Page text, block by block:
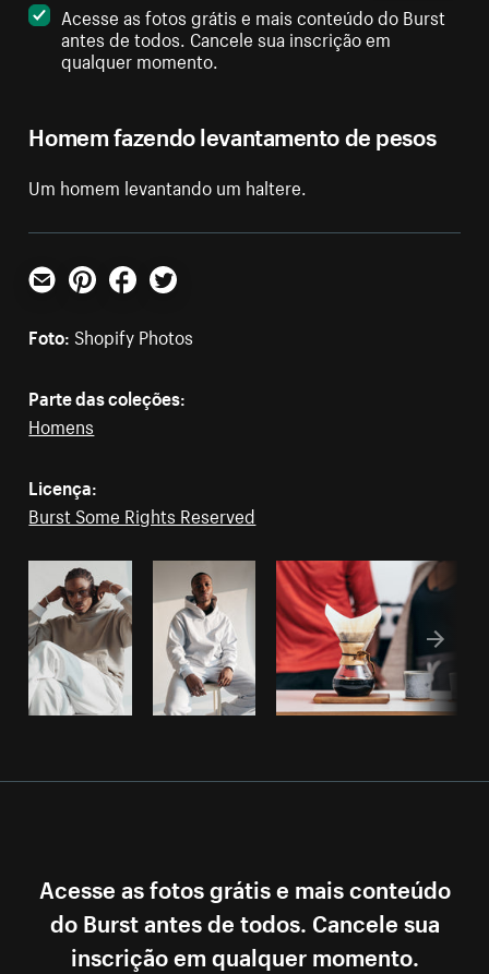
Homem fazendo levantamento de pesos
Um homem levantando um haltere.
Acesse as fotos grátis e mais conteúdo do Burst
antes de todos. Cancele sua inscrição em
qualquer momento.
E-mailPinterestFacebookTwitter
Foto: Shopify Photos
Parte das coleções:
Homens
Licença:
Burst Some Rights Reserved
Acesse as fotos grátis e mais conteúdo
do Burst antes de todos. Cancele sua
inscrição em qualquer momento.